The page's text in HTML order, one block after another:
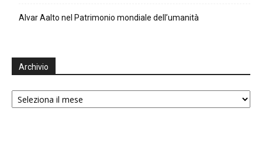
Alvar Aalto nel Patrimonio mondiale dell’umanità
Archivio
Archivio